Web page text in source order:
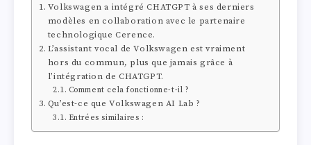
Volkswagen a intégré CHATGPT à ses derniers
modèles en collaboration avec le partenaire
technologique Cerence.
L’assistant vocal de Volkswagen est vraiment
hors du commun, plus que jamais grâce à
l’intégration de CHATGPT.
Comment cela fonctionne-t-il ?
Qu’est-ce que Volkswagen AI Lab ?
Entrées similaires :